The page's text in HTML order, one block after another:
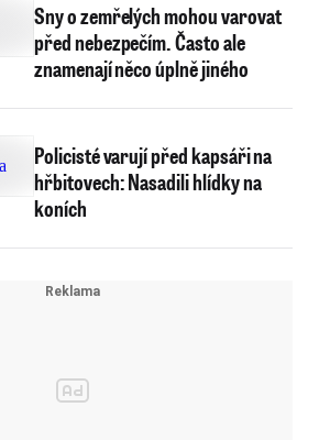
Sny o zemřelých mohou varovat
před nebezpečím. Často ale
znamenají něco úplně jiného
Policisté varují před kapsáři na
hřbitovech: Nasadili hlídky na
koních